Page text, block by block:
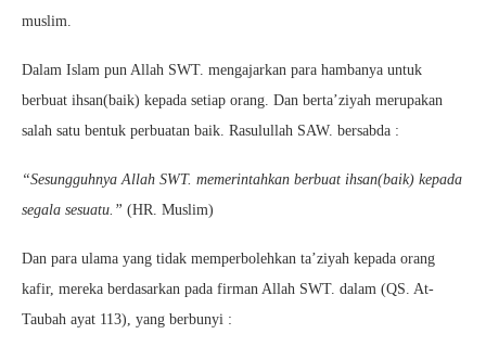
muslim.
Dalam Islam pun Allah SWT. mengajarkan para hambanya untuk
berbuat ihsan(baik) kepada setiap orang. Dan berta’ziyah merupakan
salah satu bentuk perbuatan baik. Rasulullah SAW. bersabda :
“Sesungguhnya Allah SWT. memerintahkan berbuat ihsan(baik) kepada
segala sesuatu.” (HR. Muslim)
Dan para ulama yang tidak memperbolehkan ta’ziyah kepada orang
kafir, mereka berdasarkan pada firman Allah SWT. dalam (QS. At-
Taubah ayat 113), yang berbunyi :